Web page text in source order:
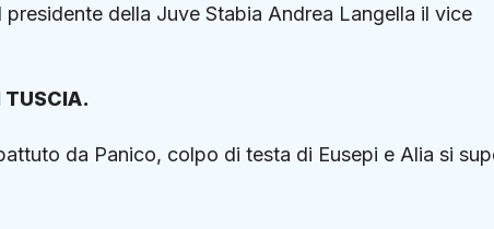
della Juve Stabia Andrea Langella il vice
TUSCIA.
da Panico, colpo di testa di Eusepi e Alia si